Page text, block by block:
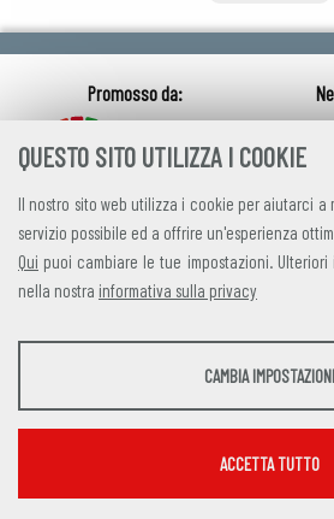
QUESTO SITO UTILIZZA I COOKIE
Il nostro sito web utilizza i cookie per aiutarci a
servizio possibile ed a offrire un'esperienza
Qui puoi cambiare le tue impostazioni.
nella nostra informativa sulla privacy
STATISTICHE
Google Analytics
CAMBIA IMPOSTAZIONI
ACCETTA TUTTO
credits|privacy|
Alleanza Italiana per lo
Via Farini 17, 00185 Roma C.F.